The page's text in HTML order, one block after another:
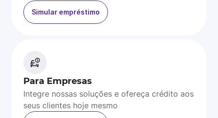
Simular empréstimo
Para Empresas
Integre nossas soluções e ofereça crédito aos
seus clientes hoje mesmo